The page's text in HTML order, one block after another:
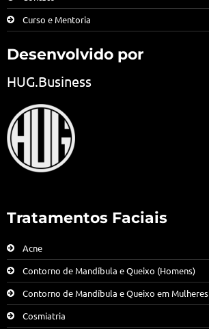
Curso e Mentoria
Desenvolvido por
HUG.Business
Tratamentos Faciais
Acne
Contorno de Mandíbula e Queixo (Homens)
Contorno de Mandíbula e Queixo em Mulheres
Cosmiatria